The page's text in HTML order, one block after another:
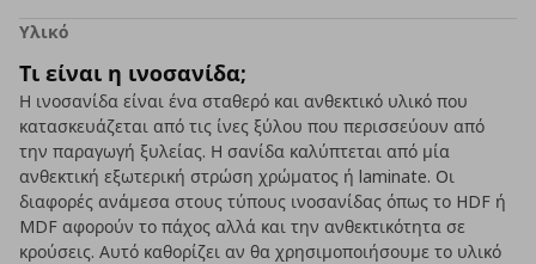
Υλικό
Τι είναι η ινοσανίδα;
Η ινοσανίδα είναι ένα σταθερό και ανθεκτικό υλικό που
κατασκευάζεται από τις ίνες ξύλου που περισσεύουν από
την παραγωγή ξυλείας. Η σανίδα καλύπτεται από μία
ανθεκτική εξωτερική στρώση χρώματος ή laminate. Οι
διαφορές ανάμεσα στους τύπους ινοσανίδας όπως το HDF ή
MDF αφορούν το πάχος αλλά και την ανθεκτικότητα σε
κρούσεις. Αυτό καθορίζει αν θα χρησιμοποιήσουμε το υλικό